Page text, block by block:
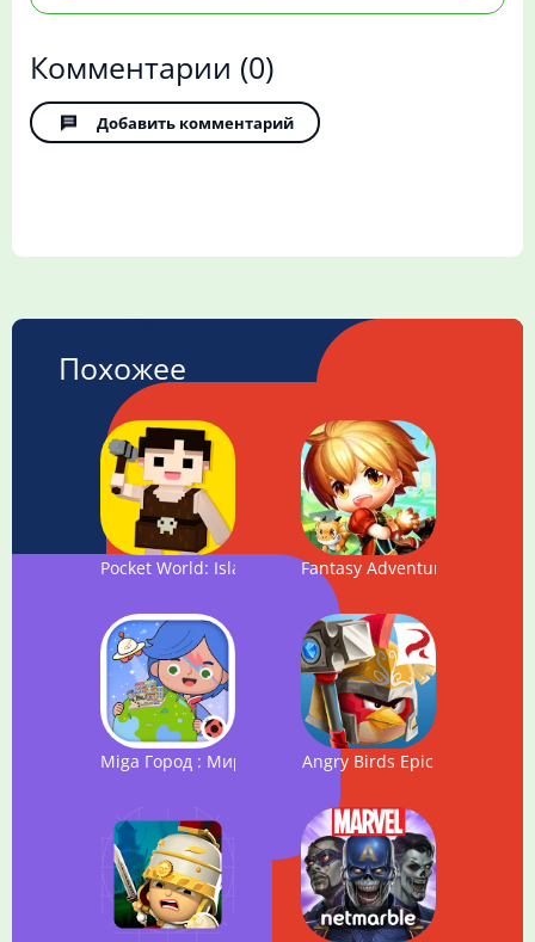
Комментарии (0)
Добавить комментарий
Похожее
Pocket World: Island of AdventureFantasy Adventure: Latest 3D
Miga Город : Мир Angry Birds Epic